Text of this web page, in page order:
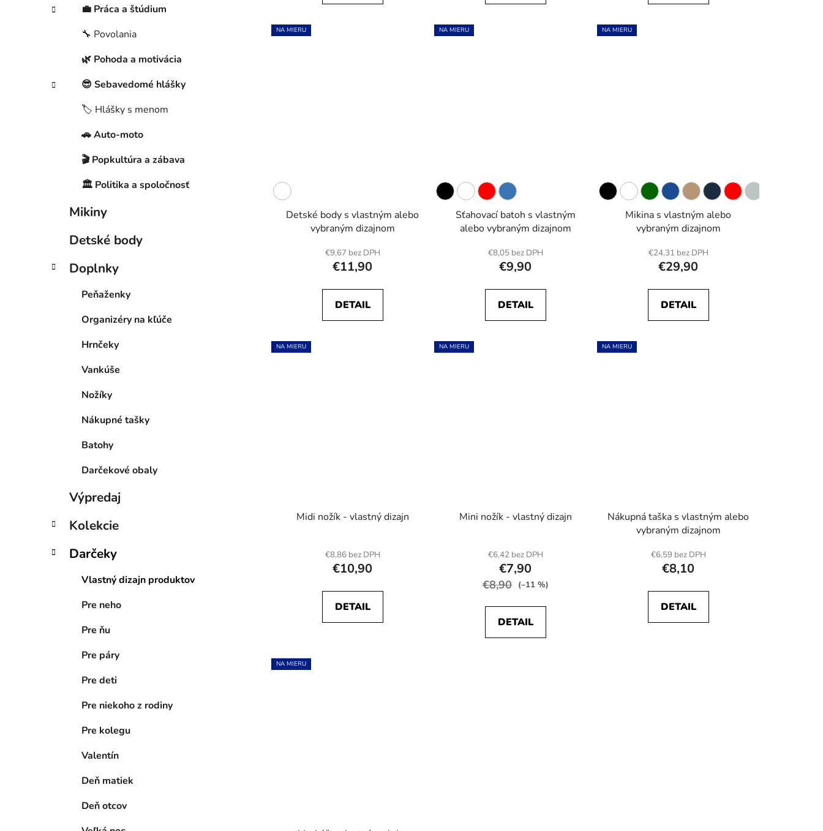
💼 Práca a štúdium
🔧 Povolania
🌿 Pohoda a motivácia
😎 Sebavedomé hlášky
🏷️ Hlášky s menom
🚗 Auto-moto
🎬 Popkultúra a zábava
🏛️ Politika a spoločnosť
Mikiny
Detské body
Doplnky
Peňaženky
Organizéry na kľúče
Hrnčeky
Vankúše
Nožíky
Nákupné tašky
Batohy
Darčekové obaly
Výpredaj
Kolekcie
Darčeky
Vlastný dizajn produktov
Pre neho
Pre ňu
Pre páry
Pre deti
Pre niekoho z rodiny
Pre kolegu
Valentín
Deň matiek
Deň otcov
NA MIERU
Detské body s vlastným alebo
vybraným dizajnom
€9,67 bez DPH
€11,90
DETAIL
NA MIERU
Sťahovací batoh s vlastným
alebo vybraným dizajnom
€8,05 bez DPH
€9,90
DETAIL
NA MIERU
Mikina s vlastným alebo
vybraným dizajnom
€24,31 bez DPH
€29,90
DETAIL
NA MIERU
Midi nožík - vlastný dizajn
€8,86 bez DPH
€10,90
DETAIL
NA MIERU
Mini nožík - vlastný dizajn
€6,42 bez DPH
€7,90
€8,90 (–11 %)
DETAIL
NA MIERU
Nákupná taška s vlastným alebo
vybraným dizajnom
€6,59 bez DPH
€8,10
DETAIL
NA MIERU